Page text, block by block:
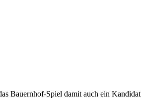
Bauernhof-Spiel damit auch ein